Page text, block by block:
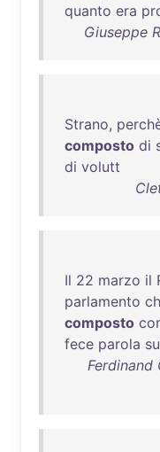
quanto era
Giuseppe
Strano,
composto di
di volutt
Il 22 marzo il
parlamento
composto
fece parola
Ferdinand